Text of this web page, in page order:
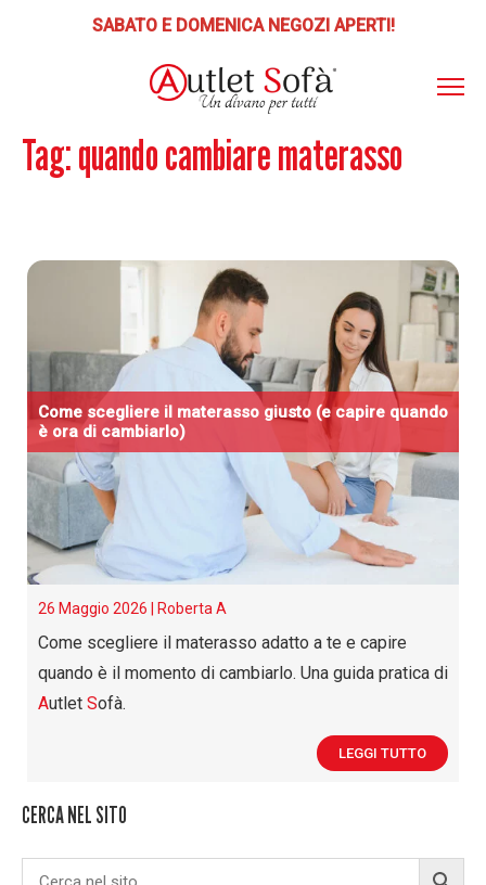
SABATO E DOMENICA NEGOZI APERTI!
ABOUTAS
📣 SCONTI E PROMOZIONI
POLTRONE RELAX
Poltrone Relax Lift
Letti, Reti, Materassi, Guanciali
DIVANI
Divani, Poltrone
PUNTI VENDITA
BLOG
CONTATTI
Tag:quando cambiare materasso
Come scegliere il materasso giusto (e capire quando
è ora di cambiarlo)
26 Maggio 2026 | Roberta A
Come scegliere il materasso adatto a te e capire
quando è il momento di cambiarlo. Una guida pratica di
Autlet Sofà.
LEGGI TUTTO
CERCA NEL SITO